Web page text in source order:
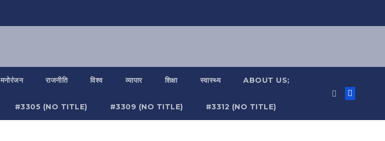
मनोरंजन राजनीति विश्व व्यापार शिक्षा स्वास्थ्य ABOUT US;
#3305 (NO TITLE) #3309 (NO TITLE) #3312 (NO TITLE)